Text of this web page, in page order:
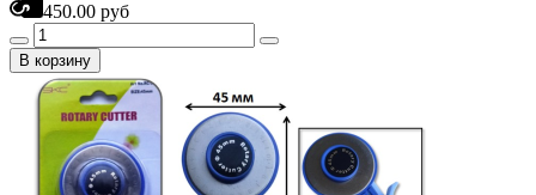
450.00 руб
В корзину